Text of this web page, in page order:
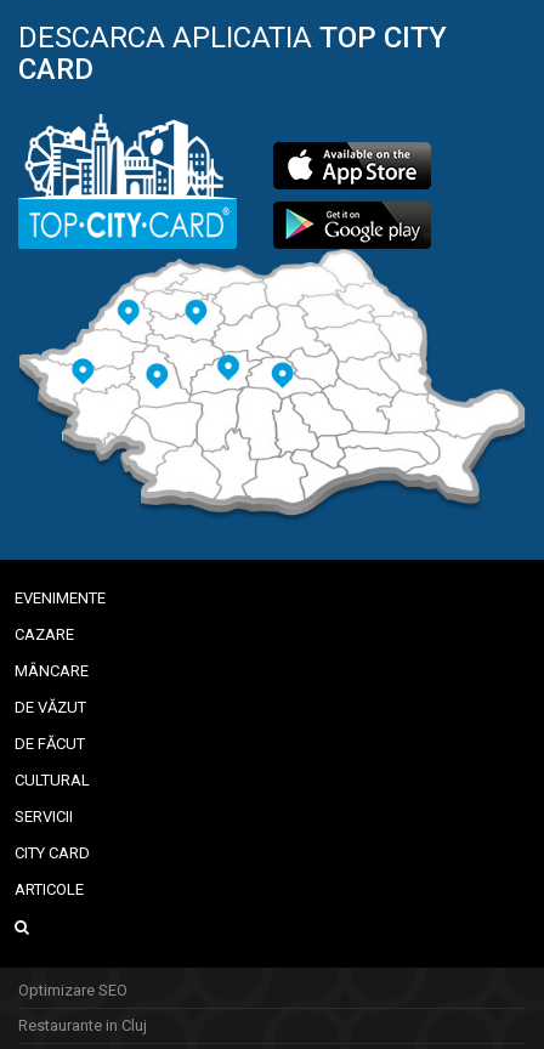
DESCARCA APLICATIA TOP CITY
CARD
EVENIMENTE
CAZARE
MÂNCARE
DE VĂZUT
DE FĂCUT
CULTURAL
SERVICII
CITY CARD
ARTICOLE
Optimizare SEO
Restaurante in Cluj